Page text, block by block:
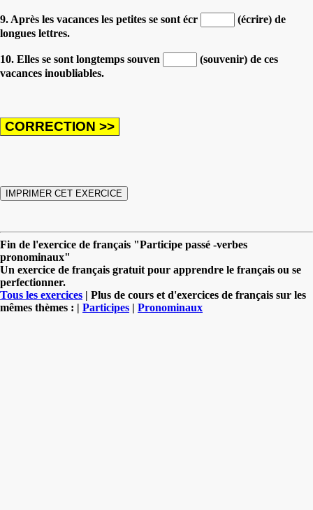
9. Après les vacances les petites se sont écr
(écrire) de
longues lettres.
10. Elles se sont longtemps souven
(souvenir) de ces
vacances inoubliables.
Fin de l'exercice de français "Participe passé -verbes
pronominaux"
Un exercice de français gratuit pour apprendre le français ou se
perfectionner.
Tous les exercices | Plus de cours et d'exercices de français sur les
mêmes thèmes : | Participes | Pronominaux